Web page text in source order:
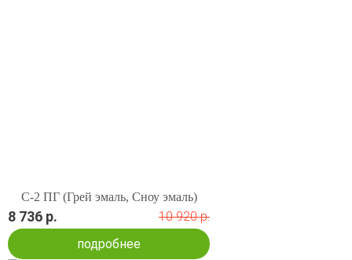
С-2 ПГ (Грей эмаль, Сноу эмаль)
8 736 р.
10 920 р.
подробнее